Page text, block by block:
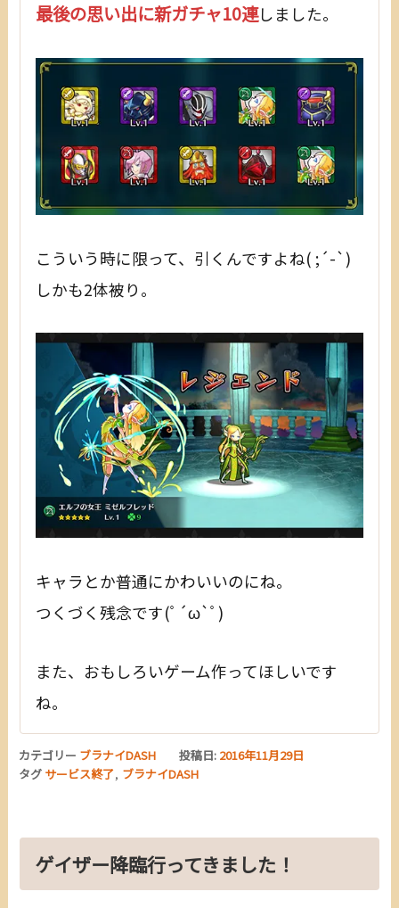
最後の思い出に新ガチャ10連しました。
こういう時に限って、引くんですよね( ;´-`)
しかも2体被り。
キャラとか普通にかわいいのにね。
つくづく残念です(ﾟ´ω`ﾟ)
また、おもしろいゲーム作ってほしいです
ね。
投稿日: 2016年11月29日
カテゴリー ブラナイDASH
タグ サービス終了, ブラナイDASH
ゲイザー降臨行ってきました！